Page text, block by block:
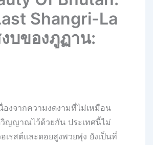
Shangri-La
บของภูฏาน:
องจากความงดงามที่ไม่เหมือน
ญญาณไว้ด้วยกัน ประเทศนี้ไม่
เรสต์และดอยสูงพวยพุ่ง ยังเป็นที่